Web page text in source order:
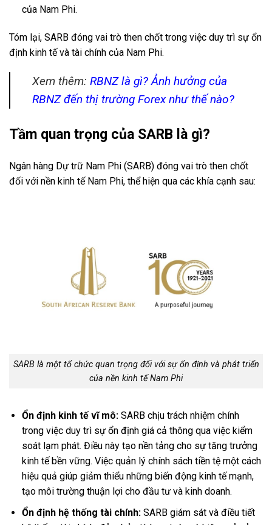
của Nam Phi.
Tóm lại, SARB đóng vai trò then chốt trong việc duy trì sự ổn
định kinh tế và tài chính của Nam Phi.
Xem thêm: RBNZ là gì? Ảnh hưởng của
RBNZ đến thị trường Forex như thế nào?
Tầm quan trọng của SARB là gì?
Ngân hàng Dự trữ Nam Phi (SARB) đóng vai trò then chốt
đối với nền kinh tế Nam Phi, thể hiện qua các khía cạnh sau:
SARB là một tổ chức quan trọng đối với sự ổn định và phát triển
của nền kinh tế Nam Phi
Ổn định kinh tế vĩ mô: SARB chịu trách nhiệm chính
trong việc duy trì sự ổn định giá cả thông qua việc kiểm
soát lạm phát. Điều này tạo nền tảng cho sự tăng trưởng
kinh tế bền vững. Việc quản lý chính sách tiền tệ một cách
hiệu quả giúp giảm thiểu những biến động kinh tế mạnh,
tạo môi trường thuận lợi cho đầu tư và kinh doanh.
Ổn định hệ thống tài chính: SARB giám sát và điều tiết